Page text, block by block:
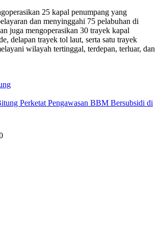
25 kapal penumpang yang
dan menyinggahi 75 pelabuhan di
juga mengoperasikan 30 trayek kapal
delapan trayek tol laut, serta satu trayek
wilayah tertinggal, terdepan, terluar, dan
Perketat Pengawasan BBM Bersubsidi di